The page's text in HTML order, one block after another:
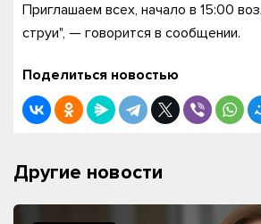
Приглашаем всех, начало в 15:00
струи", — говорится в сообщении.
Поделиться новостью
Другие новости